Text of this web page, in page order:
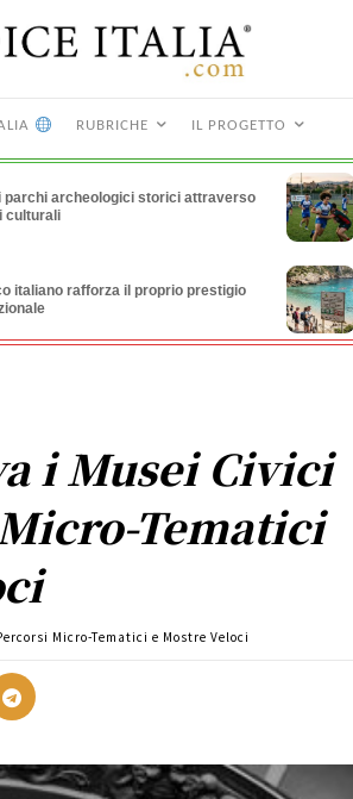
RUBRICHE IL PROGETTO
i parchi archeologici storici attraverso
culturali
italiano rafforza il proprio prestigio
i Musei Civici
Tematici
Micro-Tematici e Mostre Veloci